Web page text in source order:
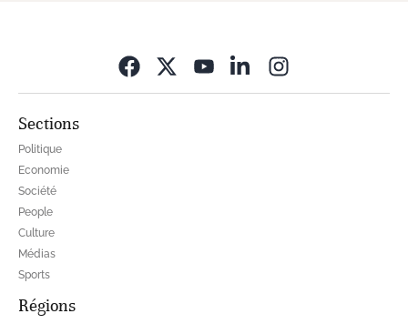
Sections
Politique
Economie
Société
People
Culture
Médias
Sports
Régions